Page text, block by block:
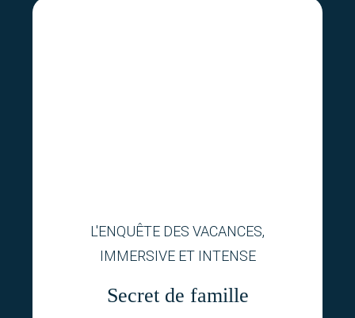
L'ENQUÊTE DES VACANCES,
IMMERSIVE ET INTENSE
Secret de famille